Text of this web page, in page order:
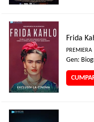
Frida
PREMIERA
Gen: